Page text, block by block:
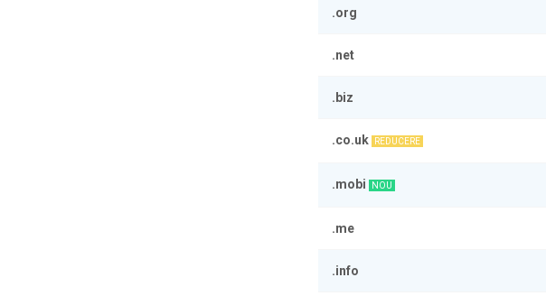
.org
.net
.biz
.co.uk REDUCERE
.mobi NOU
.me
.info